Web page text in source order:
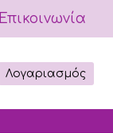
Επικοινωνία
Λογαριασμός